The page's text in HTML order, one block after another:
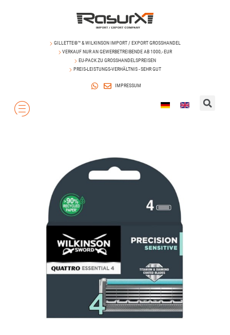
GILLETTE®™ & WILKINSON IMPORT / EXPORT GROSSHANDEL
VERKAUF NUR AN GEWERBETREIBENDE AB 1000,- EUR
EU-PACK ZU GROSSHANDELSPREISEN
PREIS-LEISTUNGS-VERHÄLTNIS - SEHR GUT
IMPRESSUM